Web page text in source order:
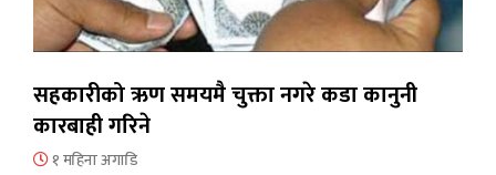
सहकारीको ऋण समयमै चुक्ता नगरे कडा कानुनी
कारबाही गरिने
१ महिना अगाडि